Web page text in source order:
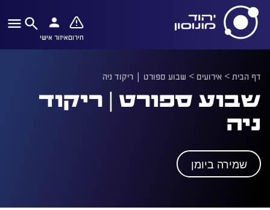
חירוםאיזור אישי
דף הבית> אירועים > שבוע ספורט | ריקוד ניה
שבוע ספורט | ריקוד
ניה
שמירה ביומן